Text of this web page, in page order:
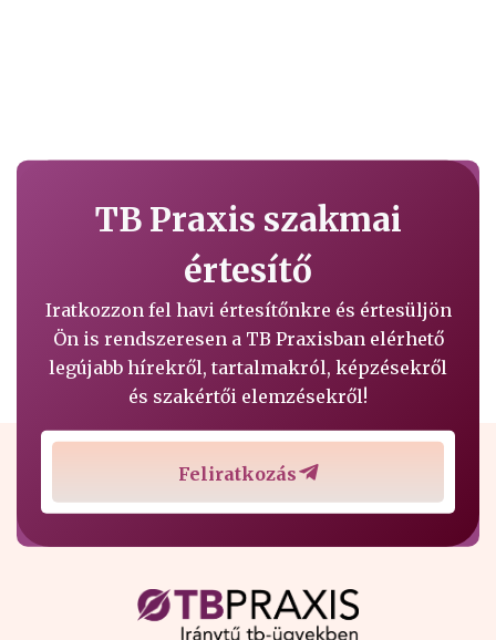
TB Praxis szakmai
értesítő
Iratkozzon fel havi értesítőnkre és értesüljön
Ön is rendszeresen a TB Praxisban elérhető
legújabb hírekről, tartalmakról, képzésekről
és szakértői elemzésekről!
Feliratkozás